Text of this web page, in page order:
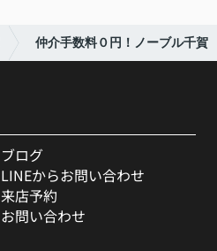
仲介手数料０円！ノーブル千賀
ブログ
LINEからお問い合わせ
来店予約
お問い合わせ